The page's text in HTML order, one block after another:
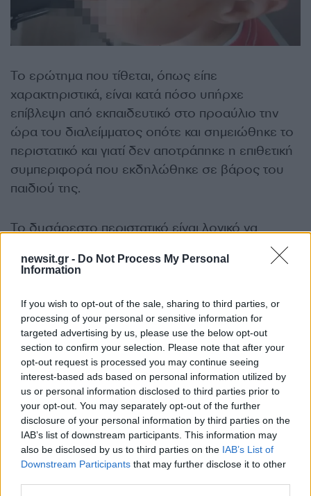
newsit.gr - Do Not Process My Personal
Information
If you wish to opt-out of the sale, sharing to third parties, or
processing of your personal or sensitive information for
targeted advertising by us, please use the below opt-out
section to confirm your selection. Please note that after your
opt-out request is processed you may continue seeing
interest-based ads based on personal information utilized by
us or personal information disclosed to third parties prior to
your opt-out. You may separately opt-out of the further
disclosure of your personal information by third parties on the
IAB’s list of downstream participants. This information may
also be disclosed by us to third parties on the IAB’s List of
Downstream Participants that may further disclose it to other
Το ερώτημα που τίθεται, όπως είπε
χαρακτηριστικά, είναι κατά πόσο υπήρχε
επίβλεψη από εκπαιδευτικό στο προαύλιο την
ώρα του διαλείμματος οπότε και σημειώθηκε το
περιστατικό και γιατί δεν αποτράπηκε η επιθετική
συμπεριφορά που εκδηλώθηκε σε βάρος του
παιδιού της.
Το δυσάρεστο περιστατικό είναι λογικό να
προκαλεί προβληματισμό και καταδεικνύει την
ανάγκη μεγαλύτερης ευαισθητοποίησης στο
νηπιακή ηλικία.